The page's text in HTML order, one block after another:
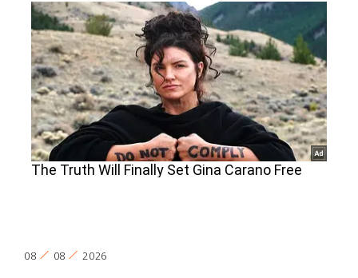
08 08 2026